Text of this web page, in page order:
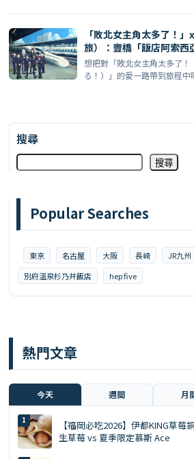
「敗北女主角太多了！
旅）：豐橋「飯店阿索西
豊橋）」一日一室限定主
想把對「敗北女主角太多了
る！）」的愛一路帶到旅程
搜尋
搜尋
Popular Searches
東京 名古屋 大阪 長崎 JR九州
別府溫泉杉乃井飯店
hep five
熱門文章
今天 週間 月
【福岡必吃2026】伊都KING草
生草莓 vs 夏季限定慕斯 Ace